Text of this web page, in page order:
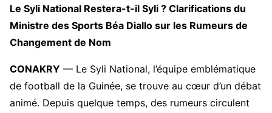
Le Syli National Restera-t-il Syli ? Clarifications du
Ministre des Sports Béa Diallo sur les Rumeurs de
Changement de Nom
CONAKRY — Le Syli National, l’équipe emblématique
de football de la Guinée, se trouve au cœur d’un débat
animé. Depuis quelque temps, des rumeurs circulent